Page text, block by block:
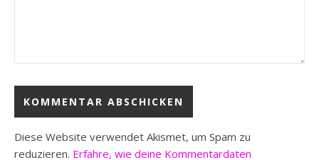
Diese Website verwendet Akismet, um Spam zu
reduzieren. Erfahre, wie deine Kommentardaten